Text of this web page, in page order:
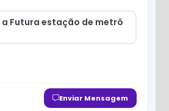
Futura estação de metrô
Enviar Mensagem